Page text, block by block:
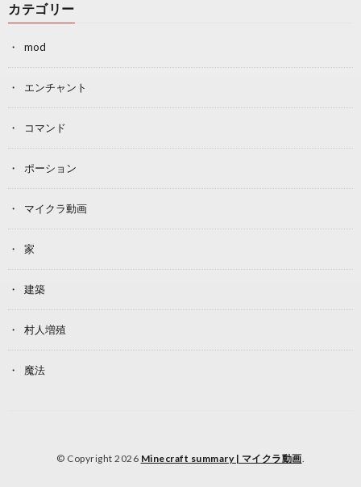
カテゴリー
mod
エンチャント
コマンド
ポーション
マイクラ動画
家
建築
村人増殖
魔法
© Copyright 2026 Minecraft summary | マイクラ動画.